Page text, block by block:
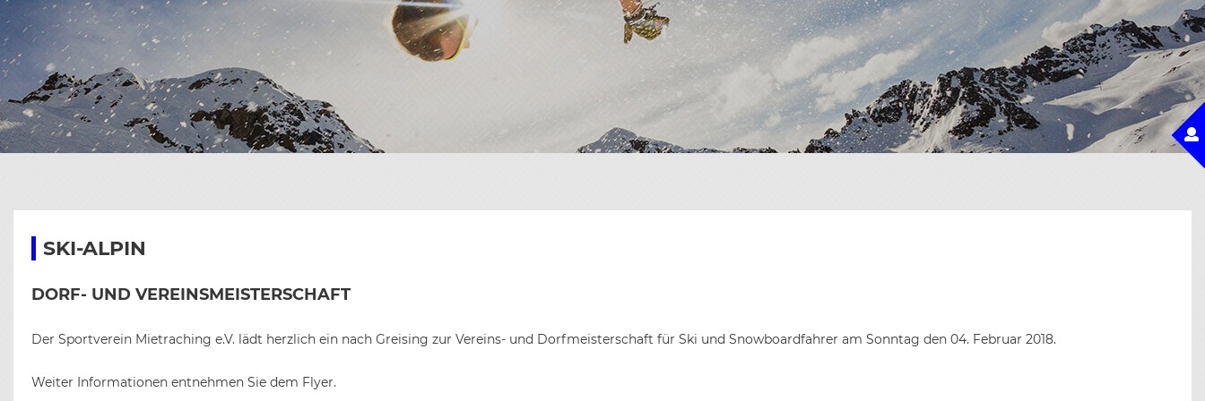
BILDER
CHRONIK
SENIOREN
BILDER
CHRONIK
SKI-ALPIN
DORF- UND VEREINSMEISTERSCHAFT
Der Sportverein Mietraching e.V. lädt herzlich ein nach Greising zur Vereins- und Dorfmeisterschaft für Ski und Snowboardfahrer am Sonntag den 04. Februar 2018.
Weiter Informationen entnehmen Sie dem Flyer.